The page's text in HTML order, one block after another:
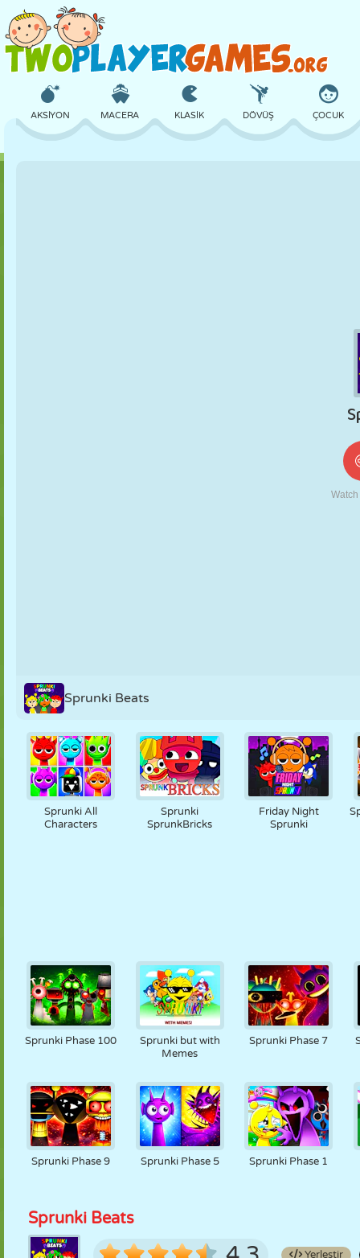
AKSIYON MACERA KLASIK DÖVÜŞ ÇOCUK
TIC TAC TOE
Sprunki Beats
Sprunki All
Characters
Sprunki
SprunkBricks
Friday Night
Sprunki
Sprunki Phase 100
Sprunki but with
Memes
Sprunki Phase 7
Sprunki Phase 9 Sprunki Phase 5 Sprunki Phase 1
Sprunki Beats
Yerleştir